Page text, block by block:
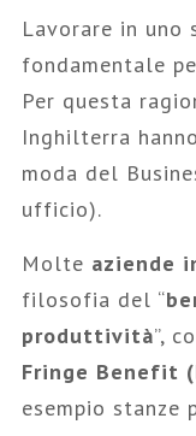
Lavorare in uno
fondamentale
Per questa
Inghilterra
moda del
ufficio).
Molte aziende
filosofia del “
produttività”,
Fringe Benefit
esempio